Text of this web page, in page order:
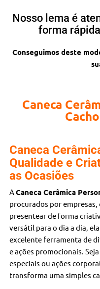
Nosso lema é
forma
Conseguimos deste
Caneca
Caneca
Qualidade e
as Ocasiões
ACaneca Cerâmica
procurados por empresas,
presentear de forma
versátil para o dia a dia,
excelente ferramenta de
e ações promocionais.
especiais ou ações
transforma uma simples